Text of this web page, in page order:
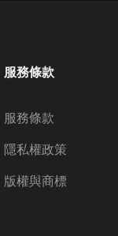
服務條款
服務條款
隱私權政策
版權與商標